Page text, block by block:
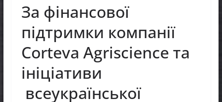
За фінансової
підтримки компанії
Corteva Agriscience та
ініціативи
всеукраїнської